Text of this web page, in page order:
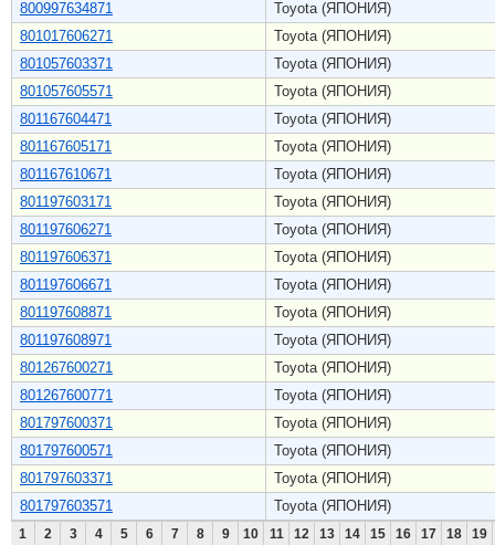
800997634871
Toyota (ЯПОНИЯ)
801017606271
Toyota (ЯПОНИЯ)
801057603371
Toyota (ЯПОНИЯ)
801057605571
Toyota (ЯПОНИЯ)
801167604471
Toyota (ЯПОНИЯ)
801167605171
Toyota (ЯПОНИЯ)
801167610671
Toyota (ЯПОНИЯ)
801197603171
Toyota (ЯПОНИЯ)
801197606271
Toyota (ЯПОНИЯ)
801197606371
Toyota (ЯПОНИЯ)
801197606671
Toyota (ЯПОНИЯ)
801197608871
Toyota (ЯПОНИЯ)
801197608971
Toyota (ЯПОНИЯ)
801267600271
Toyota (ЯПОНИЯ)
801267600771
Toyota (ЯПОНИЯ)
801797600371
Toyota (ЯПОНИЯ)
801797600571
Toyota (ЯПОНИЯ)
801797603371
Toyota (ЯПОНИЯ)
801797603571
Toyota (ЯПОНИЯ)
1 2 3 4 5 6 7 8 9 10 11 12 13 14 15 16 17 18
19